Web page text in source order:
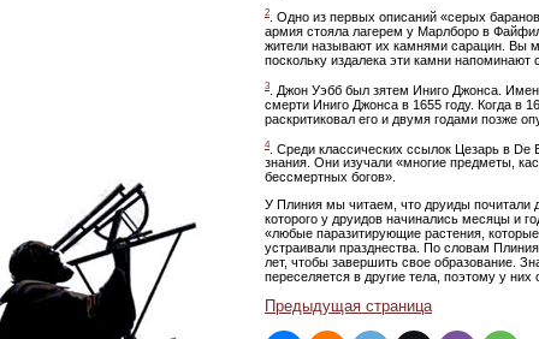
2
. Одно из первых описаний «серых
армия стояла лагерем у Марлборо в
жители называют их камнями сарацин. Вы
поскольку издалека эти камни напоминают
3
. Джон Уэбб был зятем Иниго Джонса.
смерти Иниго Джонса в 1655 году. Когда в
раскритиковал его и двумя годами позже
4. Среди классических ссылок Цезарь в De
знания. Они изучали «многие предметы,
бессмертных богов».
У Плиния мы читаем, что друиды почитали
которого у друидов начинались месяцы и
«любые паразитирующие растения,
устраивали празднества. По словам
лет, чтобы завершить свое образование.
переселяется в другие тела, поэтому у
Предыдущая страница